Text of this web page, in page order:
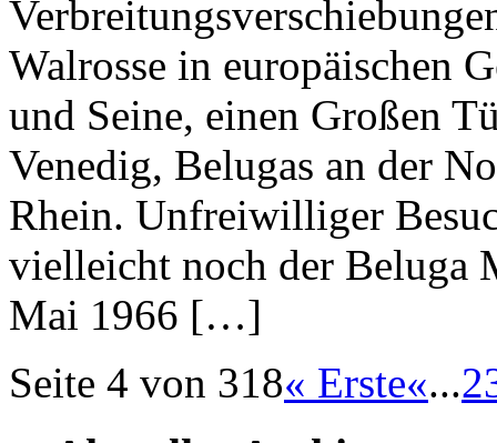
Walrosse in europäischen
und Seine, einen Großen
Venedig, Belugas an der
Rhein. Unfreiwilliger
vielleicht noch der Beluga
Mai 1966 […]
Seite 4 von 318« Erste«...2